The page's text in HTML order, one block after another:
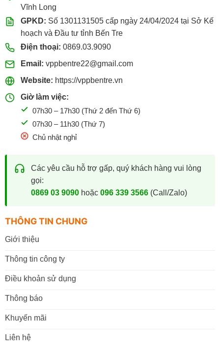
Vĩnh Long
GPKD: Số 1301131505 cấp ngày 24/04/2024 tại Sở Kế
hoạch và Đầu tư tỉnh Bến Tre
Điện thoại: 0869.03.9090
Email: vppbentre22@gmail.com
Website: https://vppbentre.vn
Giờ làm việc:
07h30 – 17h30 (Thứ 2 đến Thứ 6)
07h30 – 11h30 (Thứ 7)
Chủ nhật nghỉ
Các yêu cầu hỗ trợ gấp, quý khách hàng vui lòng
gọi:
0869 03 9090hoặc 096 339 3566(Call/Zalo)
THÔNG TIN CHUNG
Giới thiệu
Thông tin công ty
Điều khoản sử dụng
Thông báo
Khuyến mãi
Liên hệ